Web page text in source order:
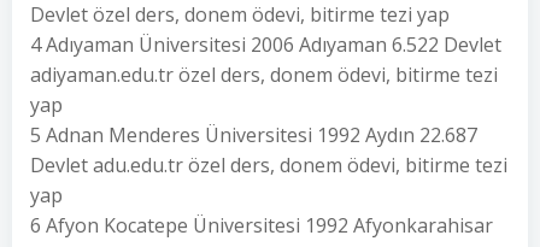
Devlet özel ders, donem ödevi, bitirme tezi yap
4 Adıyaman Üniversitesi 2006 Adıyaman 6.522 Devlet
adiyaman.edu.tr özel ders, donem ödevi, bitirme tezi
yap
5 Adnan Menderes Üniversitesi 1992 Aydın 22.687
Devlet adu.edu.tr özel ders, donem ödevi, bitirme tezi
yap
6 Afyon Kocatepe Üniversitesi 1992 Afyonkarahisar